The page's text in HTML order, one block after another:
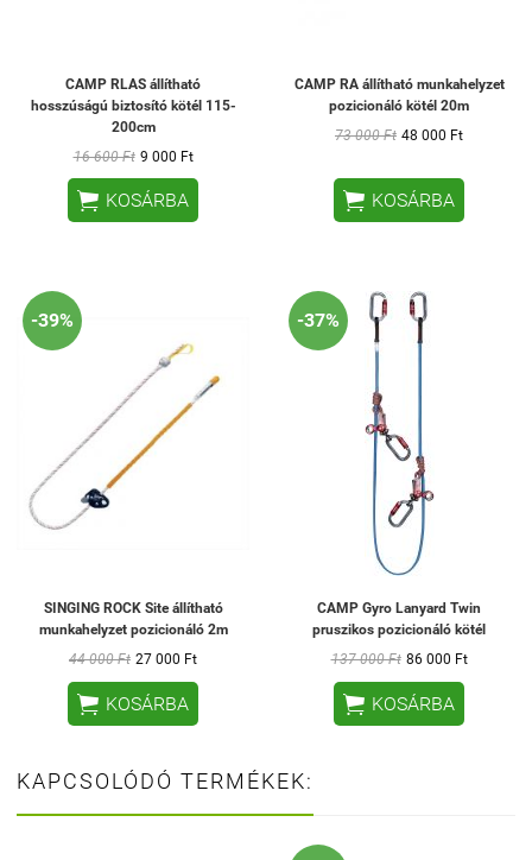
CAMP RLAS állítható
hosszúságú biztosító kötél 115-
200cm
16 600 Ft 9 000 Ft
 KOSÁRBA
CAMP RA állítható munkahelyzet
pozicionáló kötél 20m
73 000 Ft 48 000 Ft
 KOSÁRBA
-39%
SINGING ROCK Site állítható
munkahelyzet pozicionáló 2m
44 000 Ft 27 000 Ft
 KOSÁRBA
-37%
CAMP Gyro Lanyard Twin
pruszikos pozicionáló kötél
137 000 Ft 86 000 Ft
 KOSÁRBA
KAPCSOLÓDÓ TERMÉKEK: